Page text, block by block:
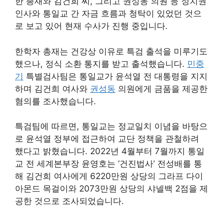
인사와 통일교 간 자금 흐름과 청탁이 있었던 것으
로 보고 있어 현재 수사가 진행 중입니다.
한학자 총재는 건강상 이유로 특검 출석을 미루기도
했으나, 정식 소환 통지를 받고 출석했습니다. 민중
기 특별검사팀은 통일교가 윤석열 전 대통령을 지지
하며 김건희 여사와 권성동 의원에게 금품을 제공한
혐의를 조사했습니다.
특검팀에 따르면, 통일교는 정교일치 이념을 바탕으
로 윤석열 정부에 접근하여 교단 정책을 관철하려
했다고 밝혔습니다. 2022년 4월부터 7월까지 통일
교 전 세계본부장 윤영호는 ‘건진법사’ 전성배를 통
해 김건희 여사에게 6220만원 상당의 그라프 다이
아몬드 목걸이와 2073만원 상당의 샤넬백 2점을 제
공한 것으로 조사되었습니다.